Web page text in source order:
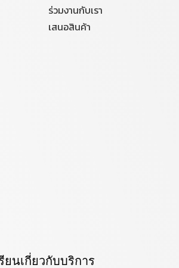
ร่วมงานกับเรา
เสนอสินค้า
ยนเกี่ยวกับบริการ